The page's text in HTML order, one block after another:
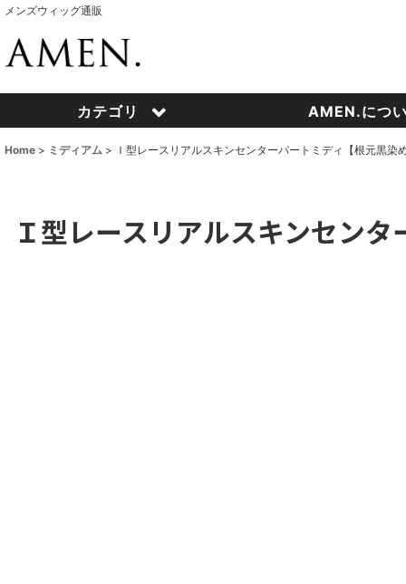
メンズウィッグ通販
カテゴリ AMEN.につ
Home > ミディアム > Ｉ型レースリアルスキンセンターパートミディ【根元黒染
Ｉ型レースリアルスキンセン